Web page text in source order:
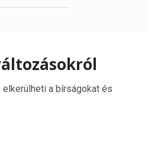
elkerülheti a bírságokat és